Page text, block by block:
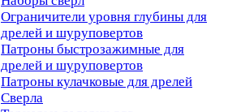
Ограничители уровня глубины для
дрелей и шуруповертов
Патроны быстрозажимные для
дрелей и шуруповертов
Патроны кулачковые для дрелей
Сверла